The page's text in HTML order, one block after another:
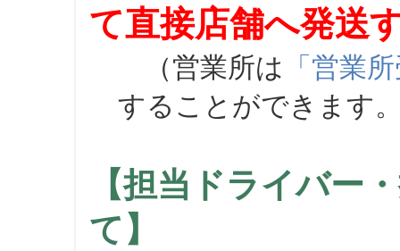
て直接店舗へ発送
（営業所は 「営業
することができます
【担当ドライバー
て】